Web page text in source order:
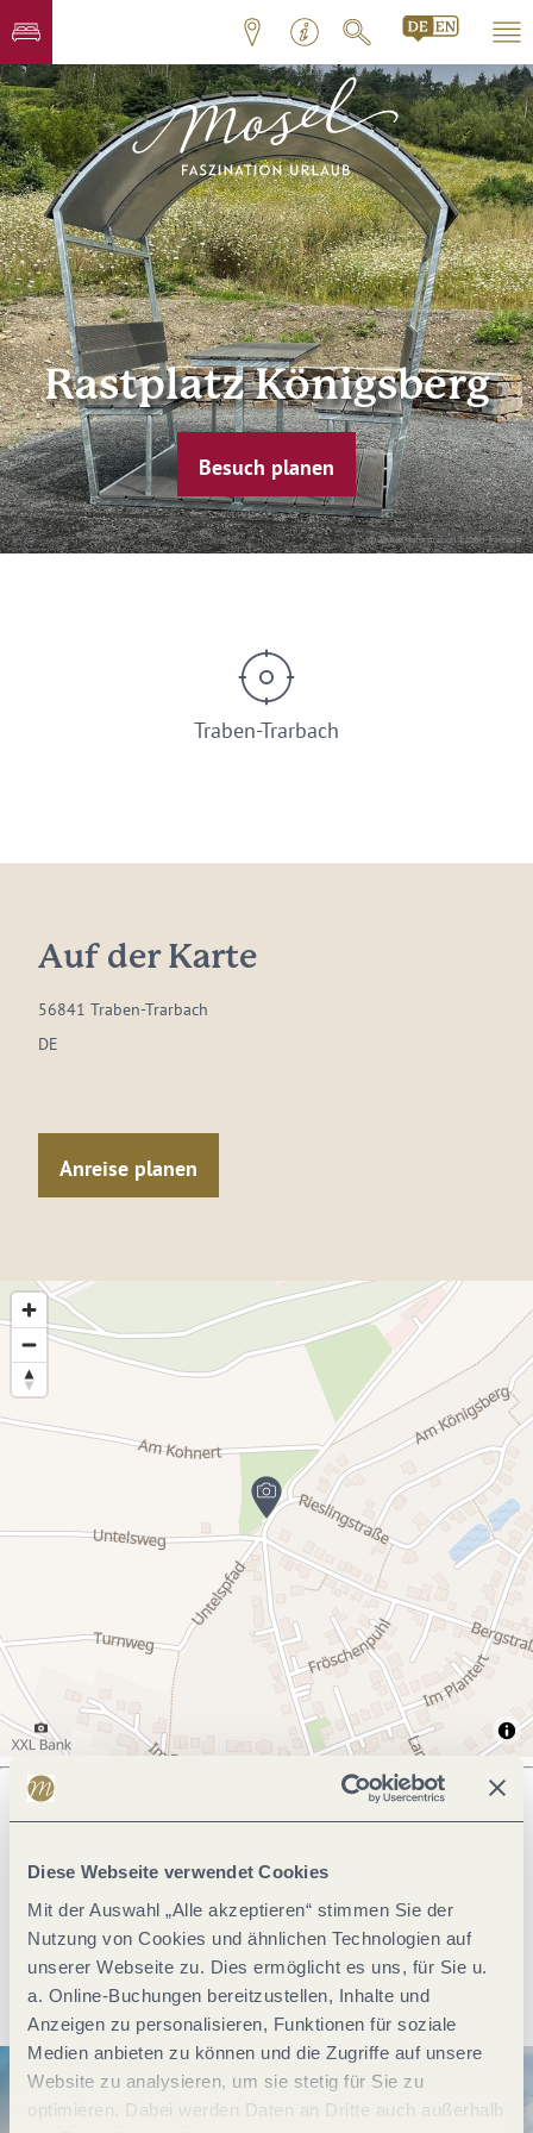
Diese Webseite verwendet Cookies
Mit der Auswahl „Alle akzeptieren“ stimmen Sie der
Nutzung von Cookies und ähnlichen Technologien auf
unserer Webseite zu. Dies ermöglicht es uns, für Sie u.
a. Online-Buchungen bereitzustellen, Inhalte und
Anzeigen zu personalisieren, Funktionen für soziale
Medien anbieten zu können und die Zugriffe auf unsere
Website zu analysieren, um sie stetig für Sie zu
optimieren. Dabei werden Daten an Dritte auch außerhalb
© Tourist-Information Traben-Trarbach
Rastplatz Königsberg
Besuch planen
Traben-Trarbach
Auf der Karte
56841 Traben-Trarbach
DE
Anreise planen
Anreise planen PDF erzeugen